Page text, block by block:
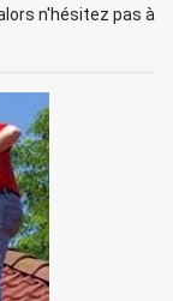
n'hésitez pas à